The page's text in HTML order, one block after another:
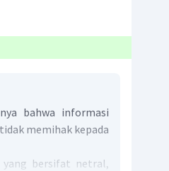
bahwa informasi
memihak kepada
bersifat netral,